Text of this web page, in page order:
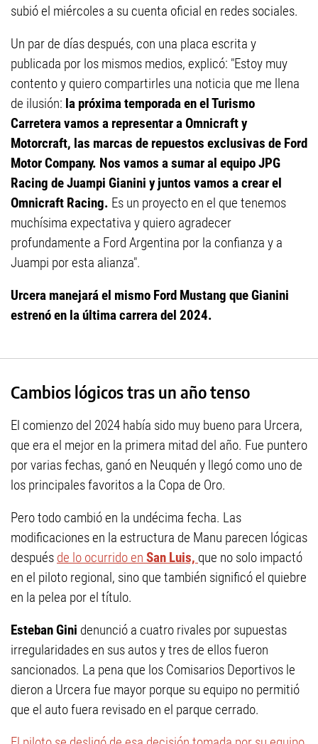
subió el miércoles a su cuenta oficial en redes sociales.
Un par de días después, con una placa escrita y
publicada por los mismos medios, explicó: "Estoy muy
contento y quiero compartirles una noticia que me llena
de ilusión: la próxima temporada en el Turismo
Carretera vamos a representar a Omnicraft y
Motorcraft, las marcas de repuestos exclusivas de Ford
Motor Company. Nos vamos a sumar al equipo JPG
Racing de Juampi Gianini y juntos vamos a crear el
Omnicraft Racing. Es un proyecto en el que tenemos
muchísima expectativa y quiero agradecer
profundamente a Ford Argentina por la confianza y a
Juampi por esta alianza".
Urcera manejará el mismo Ford Mustang que Gianini
estrenó en la última carrera del 2024.
Cambios lógicos tras un año tenso
El comienzo del 2024 había sido muy bueno para Urcera,
que era el mejor en la primera mitad del año. Fue puntero
por varias fechas, ganó en Neuquén y llegó como uno de
los principales favoritos a la Copa de Oro.
Pero todo cambió en la undécima fecha. Las
modificaciones en la estructura de Manu parecen lógicas
después de lo ocurrido en San Luis, que no solo impactó
en el piloto regional, sino que también significó el quiebre
en la pelea por el título.
Esteban Gini denunció a cuatro rivales por supuestas
irregularidades en sus autos y tres de ellos fueron
sancionados. La pena que los Comisarios Deportivos le
dieron a Urcera fue mayor porque su equipo no permitió
que el auto fuera revisado en el parque cerrado.